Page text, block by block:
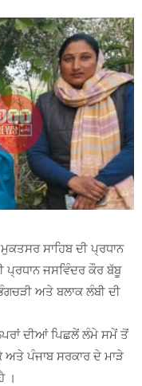
ਸਾਹਿਬ ਦੀ ਪ੍ਰਧਾਨ
ਪ੍ਰਧਾਨ ਜਸਵਿੰਦਰ ਕੌਰ ਬੱਬੂ
ਅਤੇ ਬਲਾਕ ਲੰਬੀ ਦੀ
ਦੀਆਂ ਪਿਛਲੇਂ ਲੰਮੇ ਸਮੇਂ ਤੋਂ
ਪੰਜਾਬ ਸਰਕਾਰ ਦੇ ਮਾੜੇ
।